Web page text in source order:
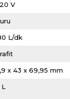
V
L/dk
x 43 x 69,95 mm
L